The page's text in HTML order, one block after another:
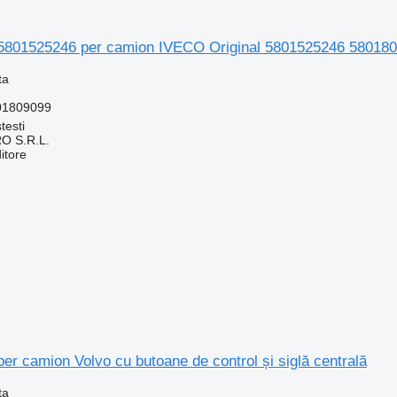
per camion IVECO Original 5801525246
S.R.L.
camion Volvo cu butoane de control și siglă centrală